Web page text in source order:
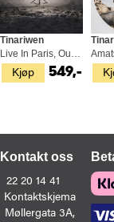
Kjøp
Tinariwen
549,-
Kontakt oss
22 20 14 41
Kontaktskjema
Møllergata 3A,